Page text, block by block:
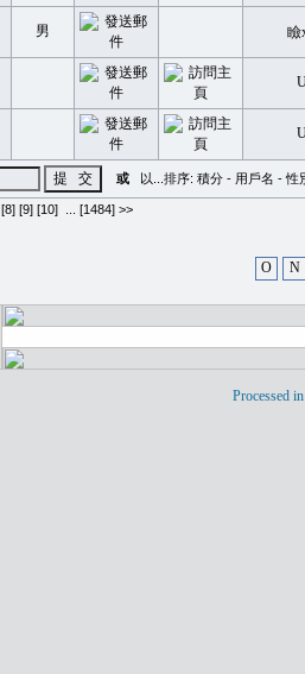
男
或 以...排序: 積分 - 用戶名 -性
[8] [9] [10] [1484] >>
O N
Processed